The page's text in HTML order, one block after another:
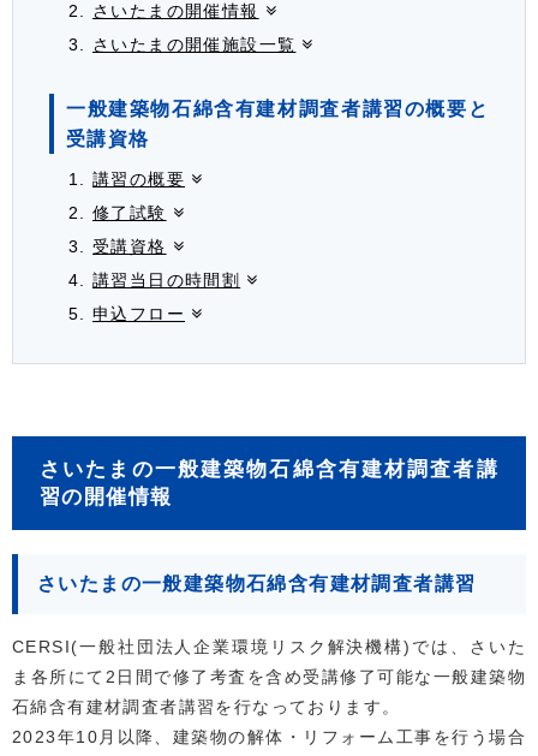
さいたまの開催情報
さいたまの開催施設一覧
一般建築物石綿含有建材調査者講習の概要と
受講資格
講習の概要
修了試験
受講資格
講習当日の時間割
申込フロー
さいたまの一般建築物石綿含有建材調査者講
習の開催情報
さいたまの一般建築物石綿含有建材調査者講習
CERSI(一般社団法人企業環境リスク解決機構)では、さいた
ま各所にて2日間で修了考査を含め受講修了可能な一般建築物
石綿含有建材調査者講習を行なっております。
2023年10月以降、建築物の解体・リフォーム工事を行う場合